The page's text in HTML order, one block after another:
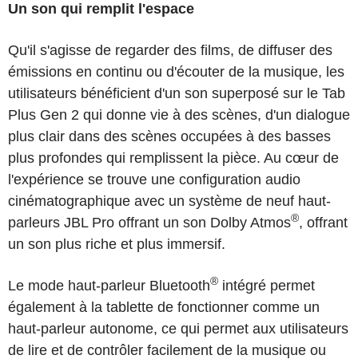
Un son qui remplit l'espace
Qu'il s'agisse de regarder des films, de diffuser des
émissions en continu ou d'écouter de la musique, les
utilisateurs bénéficient d'un son superposé sur le Tab
Plus Gen 2 qui donne vie à des scènes, d'un dialogue
plus clair dans des scènes occupées à des basses
plus profondes qui remplissent la pièce. Au cœur de
l'expérience se trouve une configuration audio
cinématographique avec un système de neuf haut-
parleurs JBL Pro offrant un son Dolby Atmos®, offrant
un son plus riche et plus immersif.
Le mode haut-parleur Bluetooth® intégré permet
également à la tablette de fonctionner comme un
haut-parleur autonome, ce qui permet aux utilisateurs
de lire et de contrôler facilement de la musique ou